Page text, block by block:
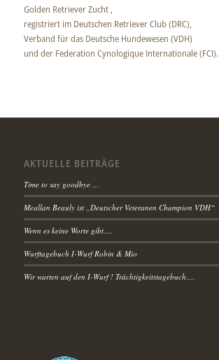
Golden Retriever Zucht ,
registriert im Deutschen Retriever Club (DRC),
Verband für das Deutsche Hundewesen (VDH)
und der Federation Cynologique Internationale (FCI).
AKTUELLE BEITRÄGE
Time to say goodbye …
Meallan Beauly ist „Deutscher Veteranen Champion VDH“
Wenn es keine Worte gibt….
Wurftagebuch I-Wurf Robin & Mio
Wir warten auf den I-Wurf ! Trächtigkeitstagebuch….